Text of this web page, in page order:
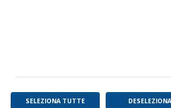
SELEZIONA TUTTE DESELEZIONA